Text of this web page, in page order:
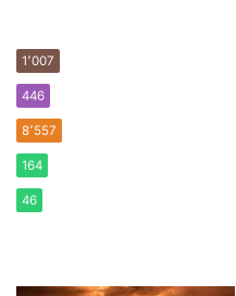
1٬007
446
8٬557
164
46